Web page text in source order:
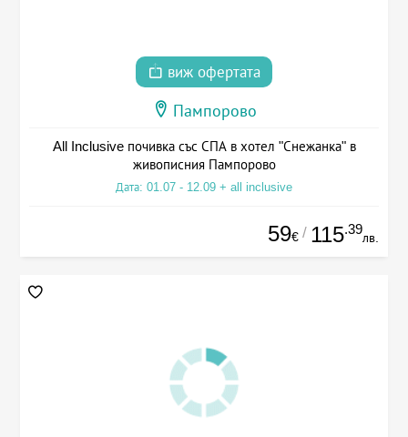
виж офертата
Пампорово
All Inclusive почивка със СПА в хотел "Снежанка" в
живописния Пампорово
Дата: 01.07 - 12.09 + all inclusive
59€ / 115.39
лв.